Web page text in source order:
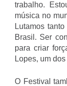
trabalho.
música no
Lutamos
Brasil. Ser
para criar
Lopes, um
O Festival